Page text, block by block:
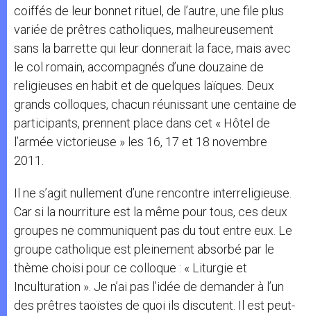
coiffés de leur bonnet rituel, de l’autre, une file plus
variée de prêtres catholiques, malheureusement
sans la barrette qui leur donnerait la face, mais avec
le col romain, accompagnés d’une douzaine de
religieuses en habit et de quelques laïques. Deux
grands colloques, chacun réunissant une centaine de
participants, prennent place dans cet « Hôtel de
l’armée victorieuse » les 16, 17 et 18 novembre
2011.
Il ne s’agit nullement d’une rencontre interreligieuse.
Car si la nourriture est la même pour tous, ces deux
groupes ne communiquent pas du tout entre eux. Le
groupe catholique est pleinement absorbé par le
thème choisi pour ce colloque : « Liturgie et
Inculturation ». Je n’ai pas l’idée de demander à l’un
des prêtres taoïstes de quoi ils discutent. Il est peut-